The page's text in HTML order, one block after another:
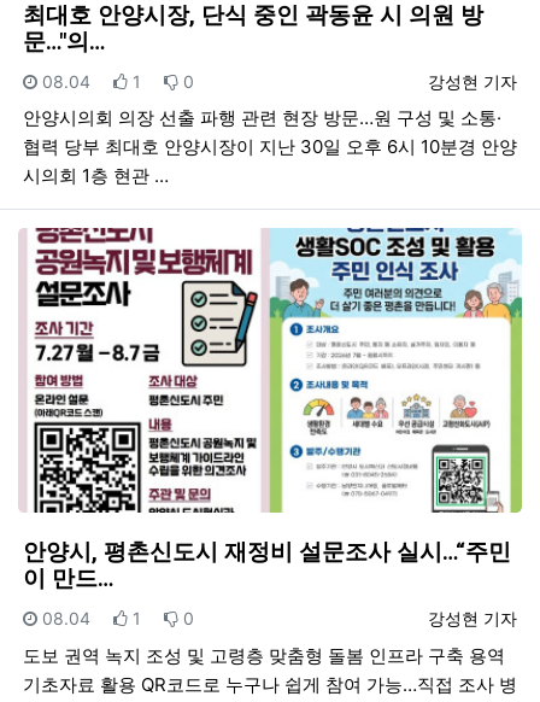
최대호 안양시장, 단식 중인 곽동윤 시 의원 방
문…"의…
등록자
강성현 기자
등록일
08.04 추천
1 비추천
0
안양시의회 의장 선출 파행 관련 현장 방문…원 구성 및 소통·
협력 당부 최대호 안양시장이 지난 30일 오후 6시 10분경 안양
시의회 1층 현관 …
안양시, 평촌신도시 재정비 설문조사 실시…“주민
이 만드…
등록자
강성현 기자
등록일
08.04 추천
1 비추천
0
도보 권역 녹지 조성 및 고령층 맞춤형 돌봄 인프라 구축 용역
기초자료 활용 QR코드로 누구나 쉽게 참여 가능…직접 조사 병